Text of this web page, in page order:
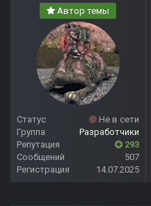
Автор темы
Статус
Не в сети
Группа
Разработчики
Репутация
293
Сообщений
507
Регистрация
14.07.2025